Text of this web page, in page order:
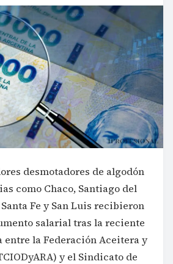
desmotadores de algodón
como Chaco, Santiago del
Fe y San Luis recibieron
salarial tras la reciente
la Federación Aceitera y
y el Sindicato de